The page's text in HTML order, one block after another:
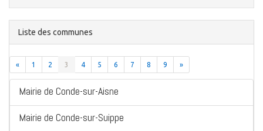
Liste des communes
« 1 2 3 4 5 6 7 8 9 »
Mairie de Conde-sur-Aisne
Mairie de Conde-sur-Suippe